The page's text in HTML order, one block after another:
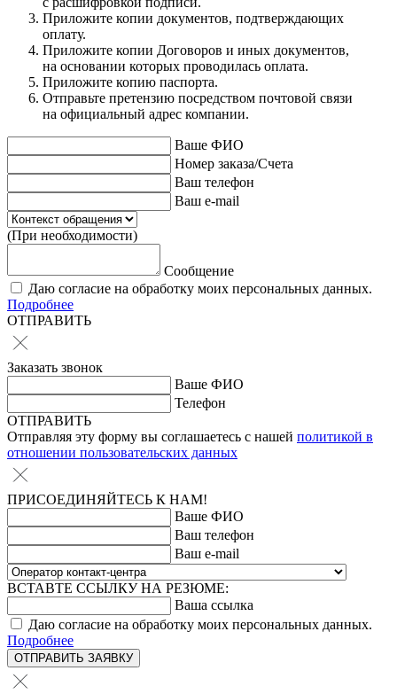
Приложите копии документов, подтверждающих
оплату.
Приложите копии Договоров и иных документов,
на основании которых проводилась оплата.
Приложите копию паспорта.
Отправьте претензию посредством почтовой связи
на официальный адрес компании.
Ваше ФИО
Номер заказа/Счета
Ваш телефон
Ваш e-mail
(При необходимости)
Сообщение
Даю согласие на обработку моих персональных данных.
Подробнее
ОТПРАВИТЬ
Заказать звонок
Ваше ФИО
Телефон
ОТПРАВИТЬ
Отправляя эту форму вы соглашаетесь с нашей политикой в
отношении пользовательских данных
ПРИСОЕДИНЯЙТЕСЬ К НАМ!
Ваше ФИО
Ваш телефон
Ваш e-mail
ВСТАВТЕ ССЫЛКУ НА РЕЗЮМЕ:
Ваша ссылка
Даю согласие на обработку моих персональных данных.
Подробнее
ОТПРАВИТЬ ЗАЯВКУ